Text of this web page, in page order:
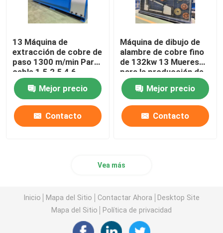
13 Máquina de
extracción de cobre de
paso 1300 m/min Para
cable 1.5 2.5 4 6
Mejor precio
Contacto
Máquina de dibujo de
alambre de cobre fino
de 132kw 13 Mueres
para la producción de
conductores de cable
de cobreMejor precio
Contacto
Vea más
Inicio Mapa del Sitio Contactar Ahora
Desktop Site
Mapa del Sitio
Política de privacidad